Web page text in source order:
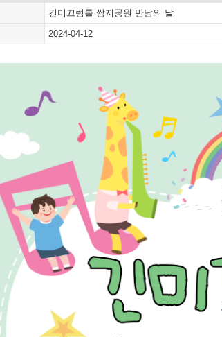
긴미끄럼틀 쌈지공원 만남의 날
2024-04-12